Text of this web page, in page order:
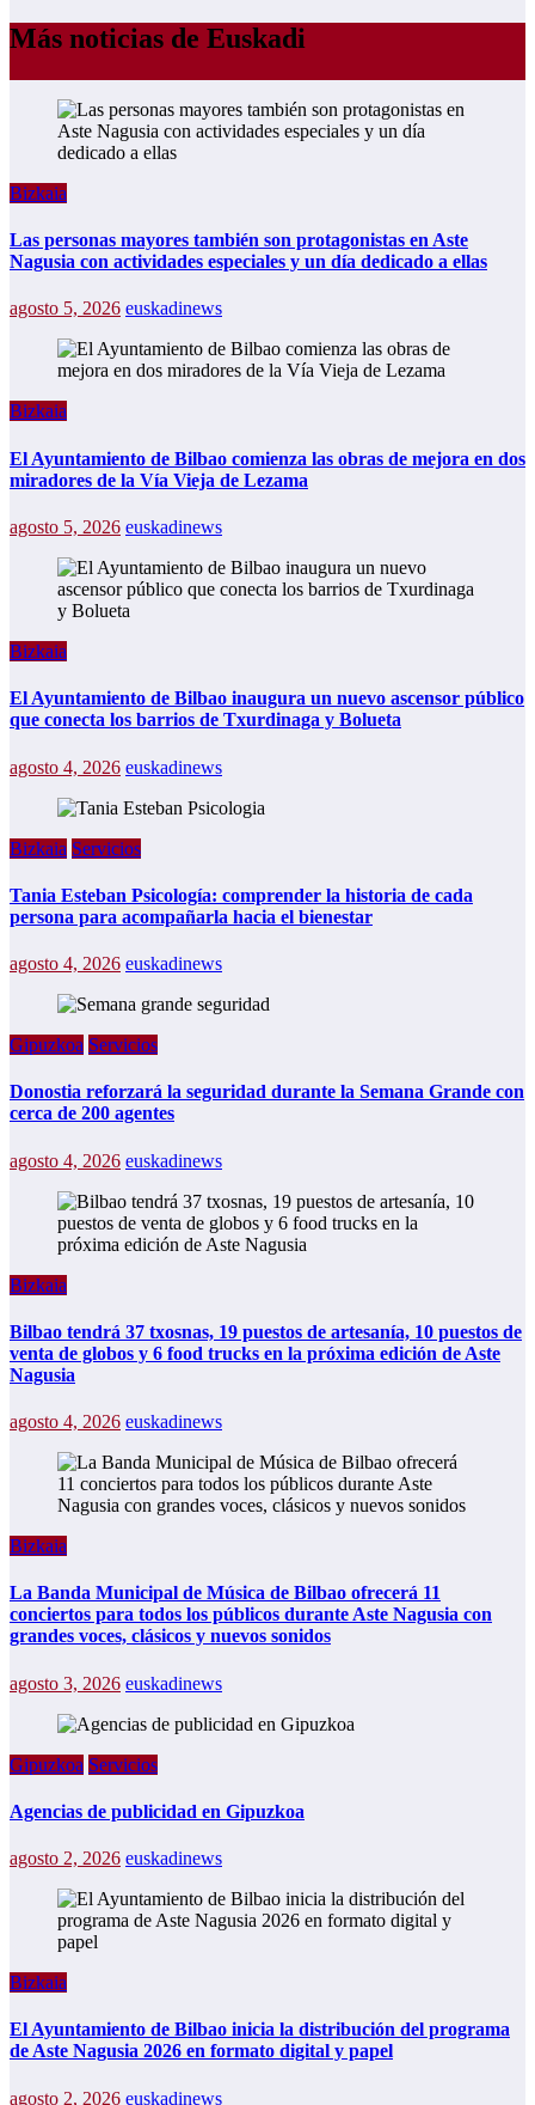
Más noticias de Euskadi
Bizkaia
Las personas mayores también son protagonistas en Aste
Nagusia con actividades especiales y un día dedicado a ellas
agosto 5, 2026 euskadinews
Bizkaia
El Ayuntamiento de Bilbao comienza las obras de mejora en dos
miradores de la Vía Vieja de Lezama
agosto 5, 2026 euskadinews
Bizkaia
El Ayuntamiento de Bilbao inaugura un nuevo ascensor público
que conecta los barrios de Txurdinaga y Bolueta
agosto 4, 2026 euskadinews
Bizkaia Servicios
Tania Esteban Psicología: comprender la historia de cada
persona para acompañarla hacia el bienestar
agosto 4, 2026 euskadinews
Gipuzkoa Servicios
Donostia reforzará la seguridad durante la Semana Grande con
cerca de 200 agentes
agosto 4, 2026 euskadinews
Bizkaia
Bilbao tendrá 37 txosnas, 19 puestos de artesanía, 10 puestos de
venta de globos y 6 food trucks en la próxima edición de Aste
Nagusia
agosto 4, 2026 euskadinews
Bizkaia
La Banda Municipal de Música de Bilbao ofrecerá 11
conciertos para todos los públicos durante Aste Nagusia con
grandes voces, clásicos y nuevos sonidos
agosto 3, 2026 euskadinews
Gipuzkoa Servicios
Agencias de publicidad en Gipuzkoa
agosto 2, 2026 euskadinews
Bizkaia
El Ayuntamiento de Bilbao inicia la distribución del programa
de Aste Nagusia 2026 en formato digital y papel
agosto 2, 2026 euskadinews